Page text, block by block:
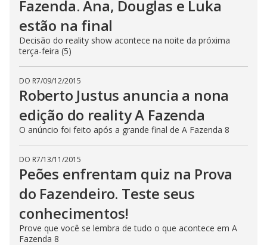
Fazenda. Ana, Douglas e Luka
estão na final
Decisão do reality show acontece na noite da próxima
terça-feira (5)
DO R7/09/12/2015
Roberto Justus anuncia a nona
edição do reality A Fazenda
O anúncio foi feito após a grande final de A Fazenda 8
DO R7/13/11/2015
Peões enfrentam quiz na Prova
do Fazendeiro. Teste seus
conhecimentos!
Prove que você se lembra de tudo o que acontece em A
Fazenda 8